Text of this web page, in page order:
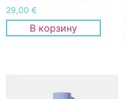
29,00 €
В корзину